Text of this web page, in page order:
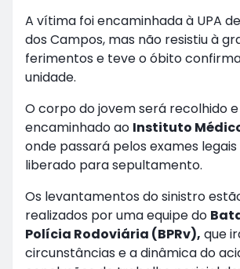
A vítima foi encaminhada à UPA
dos Campos, mas não resistiu à
ferimentos e teve o óbito
unidade.
O corpo do jovem será recolhido e
encaminhado ao Instituto
onde passará pelos exames
liberado para sepultamento.
Os levantamentos do sinistro
realizados por uma equipe do
Polícia Rodoviária (BPRv), que
circunstâncias e a dinâmica do